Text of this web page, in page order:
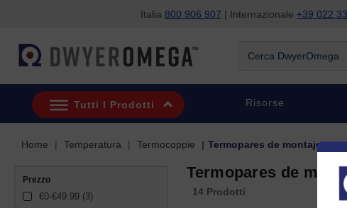
Italia 800 906 907 | Internazionale +39 022
Tutti I Prodotti Risorse
Home Temperatura Termocoppie Termopares de montaje en
Prezzo
€0-€49.99 (3)
Termopares de
14 Prodotti